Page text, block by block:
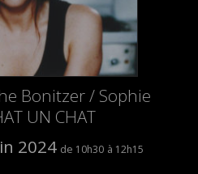
Bonitzer / Sophie
UN CHAT
2024
10h30 12h15